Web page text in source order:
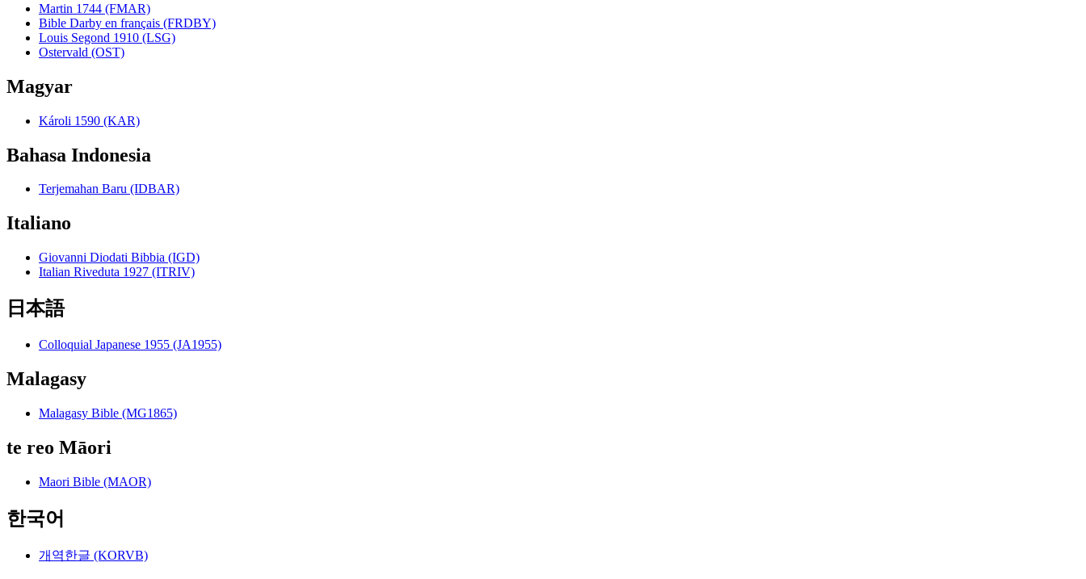
Martin 1744 (FMAR)
Bible Darby en français (FRDBY)
Louis Segond 1910 (LSG)
Ostervald (OST)
Magyar
Károli 1590 (KAR)
Bahasa Indonesia
Terjemahan Baru (IDBAR)
Italiano
Giovanni Diodati Bibbia (IGD)
Italian Riveduta 1927 (ITRIV)
日本語
Colloquial Japanese 1955 (JA1955)
Malagasy
Malagasy Bible (MG1865)
te reo Māori
Maori Bible (MAOR)
한국어
개역한글 (KORVB)